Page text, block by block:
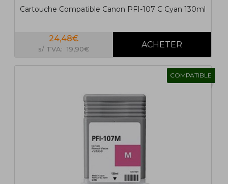
Cartouche Compatible Canon PFI-107 C Cyan 130ml
24,48€
s/ TVA: 19,90€
COMPATIBLE